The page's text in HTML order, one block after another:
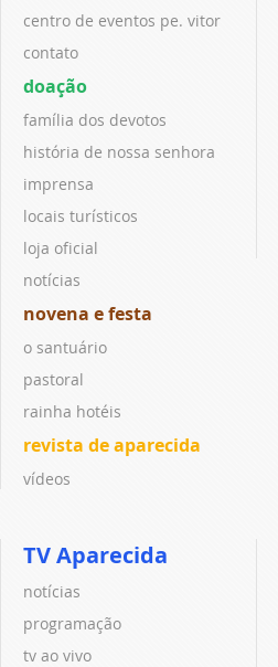
centro de eventos pe. vitor
contato
doação
família dos devotos
história de nossa senhora
imprensa
locais turísticos
loja oficial
notícias
novena e festa
o santuário
pastoral
rainha hotéis
revista de aparecida
vídeos
TV Aparecida
notícias
programação
tv ao vivo